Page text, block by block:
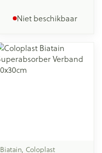
Niet beschikbaar
Biatain, Coloplast